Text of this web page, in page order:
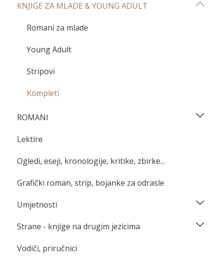
KNJIGE ZA MLADE & YOUNG ADULT
Romani za mlade
Young Adult
Stripovi
Kompleti
ROMANI
Lektire
Ogledi, eseji, kronologije, kritike, zbirke...
Grafički roman, strip, bojanke za odrasle
Umjetnosti
Strane - knjige na drugim jezicima
Vodiči, priručnici